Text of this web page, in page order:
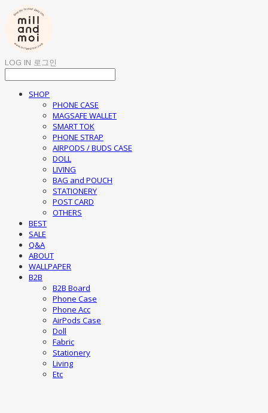
LOG IN 로그인
SHOP
PHONE CASE
MAGSAFE WALLET
SMART TOK
PHONE STRAP
AIRPODS / BUDS CASE
DOLL
LIVING
BAG and POUCH
STATIONERY
POST CARD
OTHERS
BEST
SALE
Q&A
ABOUT
WALLPAPER
B2B
B2B Board
Phone Case
Phone Acc
AirPods Case
Doll
Fabric
Stationery
Living
Etc